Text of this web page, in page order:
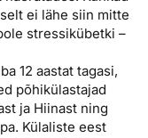
ei lähe siin mitte
stressikübetki –
12 aastat tagasi,
põhikülastajad
ja Hiinast ning
Külaliste eest